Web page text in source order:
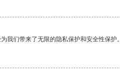
我们带来了无限的隐私保护和安全性保护。